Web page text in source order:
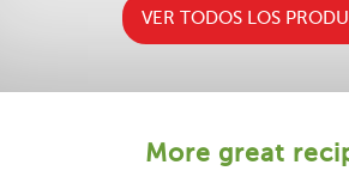
VER TODOS LOS
More great